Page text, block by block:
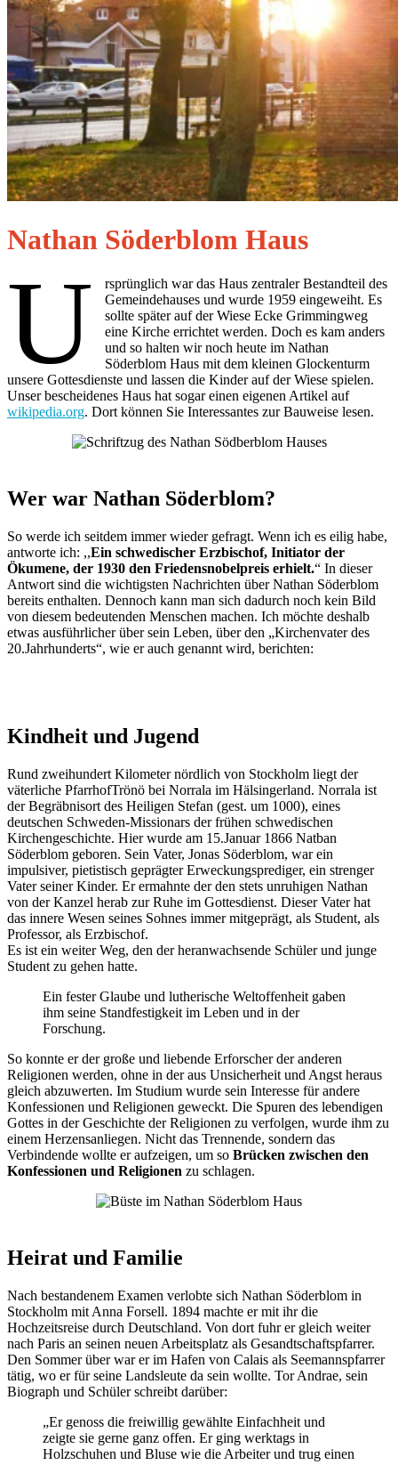
Nathan Söderblom Haus
U
rsprünglich war das Haus zentraler Bestandteil des
Gemeindehauses und wurde 1959 eingeweiht. Es
sollte später auf der Wiese Ecke Grimmingweg
eine Kirche errichtet werden. Doch es kam anders
und so halten wir noch heute im Nathan
Söderblom Haus mit dem kleinen Glockenturm
unsere Gottesdienste und lassen die Kinder auf der Wiese spielen.
Unser bescheidenes Haus hat sogar einen eigenen Artikel auf
wikipedia.org. Dort können Sie Interessantes zur Bauweise lesen.
Wer war Nathan Söderblom?
So werde ich seitdem immer wieder gefragt. Wenn ich es eilig habe,
antworte ich: ,,Ein schwedischer Erzbischof, Initiator der
Ökumene, der 1930 den Friedensnobelpreis erhielt.“ In dieser
Antwort sind die wichtigsten Nachrichten über Nathan Söderblom
bereits enthalten. Dennoch kann man sich dadurch noch kein Bild
von diesem bedeutenden Menschen machen. Ich möchte deshalb
etwas ausführlicher über sein Leben, über den „Kirchenvater des
20.Jahrhunderts“, wie er auch genannt wird, berichten:
Kindheit und Jugend
Rund zweihundert Kilometer nördlich von Stockholm liegt der
väterliche PfarrhofTrönö bei Norrala im Hälsingerland. Norrala ist
der Begräbnisort des Heiligen Stefan (gest. um 1000), eines
deutschen Schweden-Missionars der frühen schwedischen
Kirchengeschichte. Hier wurde am 15.Januar 1866 Natban
Söderblom geboren. Sein Vater, Jonas Söderblom, war ein
impulsiver, pietistisch geprägter Erweckungsprediger, ein strenger
Vater seiner Kinder. Er ermahnte der den stets unruhigen Nathan
von der Kanzel herab zur Ruhe im Gottesdienst. Dieser Vater hat
das innere Wesen seines Sohnes immer mitgeprägt, als Student, als
Professor, als Erzbischof.
Es ist ein weiter Weg, den der heranwachsende Schüler und junge
Student zu gehen hatte.
Ein fester Glaube und lutherische Weltoffenheit gaben
ihm seine Standfestigkeit im Leben und in der
Forschung.
So konnte er der große und liebende Erforscher der anderen
Religionen werden, ohne in der aus Unsicherheit und Angst heraus
gleich abzuwerten. Im Studium wurde sein Interesse für andere
Konfessionen und Religionen geweckt. Die Spuren des lebendigen
Gottes in der Geschichte der Religionen zu verfolgen, wurde ihm zu
einem Herzensanliegen. Nicht das Trennende, sondern das
Verbindende wollte er aufzeigen, um so Brücken zwischen den
Konfessionen und Religionen zu schlagen.
Heirat und Familie
Nach bestandenem Examen verlobte sich Nathan Söderblom in
Stockholm mit Anna Forsell. 1894 machte er mit ihr die
Hochzeitsreise durch Deutschland. Von dort fuhr er gleich weiter
nach Paris an seinen neuen Arbeitsplatz als Gesandtschaftspfarrer.
Den Sommer über war er im Hafen von Calais als Seemannspfarrer
tätig, wo er für seine Landsleute da sein wollte. Tor Andrae, sein
Biograph und Schüler schreibt darüber:
„Er genoss die freiwillig gewählte Einfachheit und
zeigte sie gerne ganz offen. Er ging werktags in
Holzschuhen und Bluse wie die Arbeiter und trug einen